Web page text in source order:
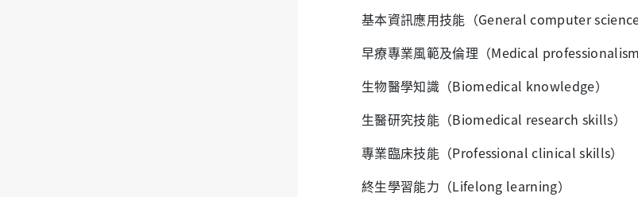
基本資訊應用技能（General computer science
早療專業風範及倫理（Medical professionalism
生物醫學知識（Biomedical knowledge）
生醫研究技能（Biomedical research skills）
專業臨床技能（Professional clinical skills）
終生學習能力（Lifelong learning）